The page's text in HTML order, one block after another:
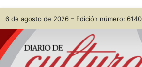
Saltar
al
contenido
Skip
to
content
6 de agosto de 2026 – Edición número: 6140